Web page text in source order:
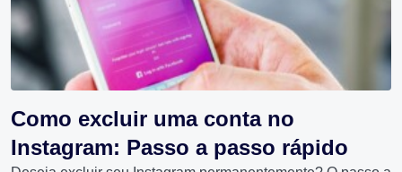
Como excluir uma conta no
Instagram: Passo a passo rápido